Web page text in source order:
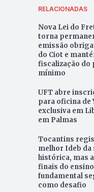
RELACIONADAS
Nova Lei do
torna
emissão
do Ciot e
fiscalização do
mínimo
UFT abre
para oficina de
exclusiva em
em Palmas
Tocantins
melhor Ideb da
histórica, mas
finais do ensino
fundamental
como desafio